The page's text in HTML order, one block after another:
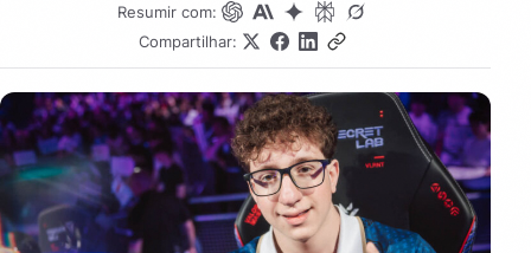
Resumir com:
Compartilhar: